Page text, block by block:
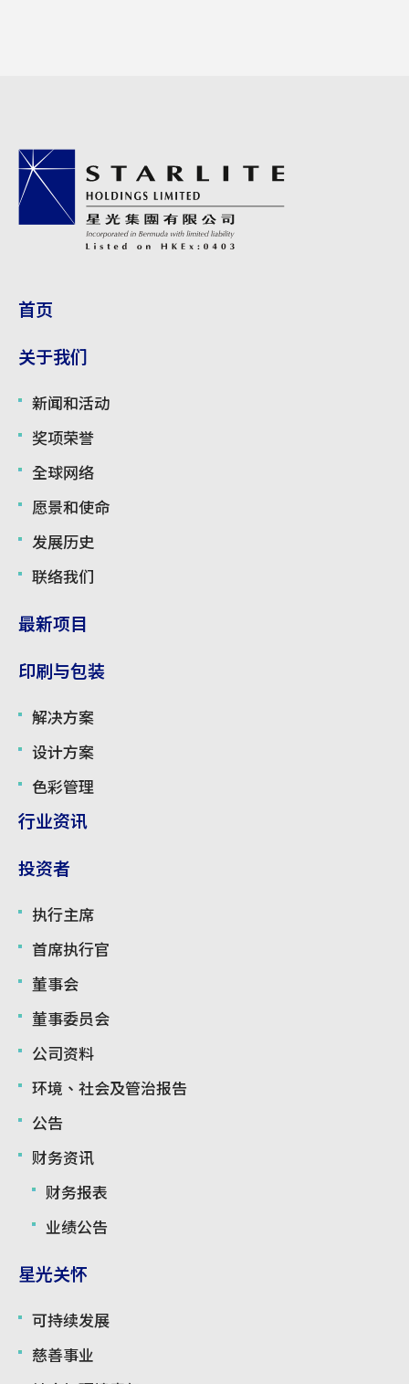
首页
关于我们
新闻和活动
奖项荣誉
全球网络
愿景和使命
发展历史
联络我们
最新项目
印刷与包装
解决方案
设计方案
色彩管理
行业资讯
投资者
执行主席
首席执行官
董事会
董事委员会
公司资料
环境、社会及管治报告
公告
财务资讯
财务报表
业绩公告
星光关怀
可持续发展
慈善事业
财务资讯
使用条款